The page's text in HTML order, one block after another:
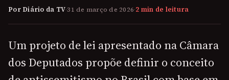
Por Diário da TV·31 de março de 2026·2 min de leitura
Um projeto de lei apresentado na Câmara
dos Deputados propõe definir o conceito